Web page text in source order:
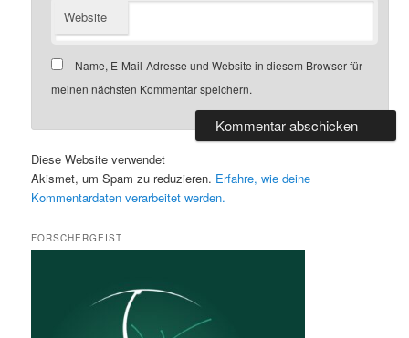
Website
Name, E-Mail-Adresse und Website in diesem Browser für
meinen nächsten Kommentar speichern.
Diese Website verwendet
Akismet, um Spam zu reduzieren. Erfahre, wie deine
Kommentardaten verarbeitet werden.
FORSCHERGEIST